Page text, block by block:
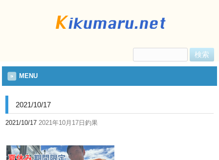
索:
MENU
2021/10/17
2021/10/17 2021年10月17日釣果